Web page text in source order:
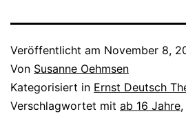
Veröffentlicht am November 8,
Von Susanne Oehmsen
Kategorisiert in Ernst Deutsch
Verschlagwortet mit ab 16 Jahre,